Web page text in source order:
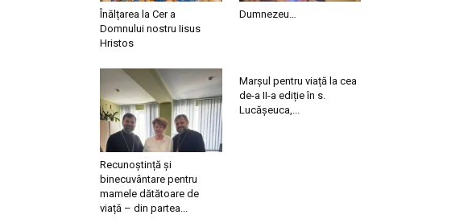
Înălțarea la Cer a
Domnului nostru Iisus
Hristos
Dumnezeu…
Recunoștință și
binecuvântare pentru
mamele dătătoare de
viață – din partea...
Marșul pentru viață la cea
de-a II-a ediție în s.
Lucășeuca,...